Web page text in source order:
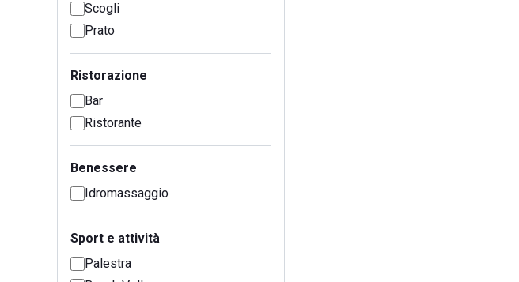
Scogli
Prato
Ristorazione
Bar
Ristorante
Benessere
Idromassaggio
Sport e attività
Palestra